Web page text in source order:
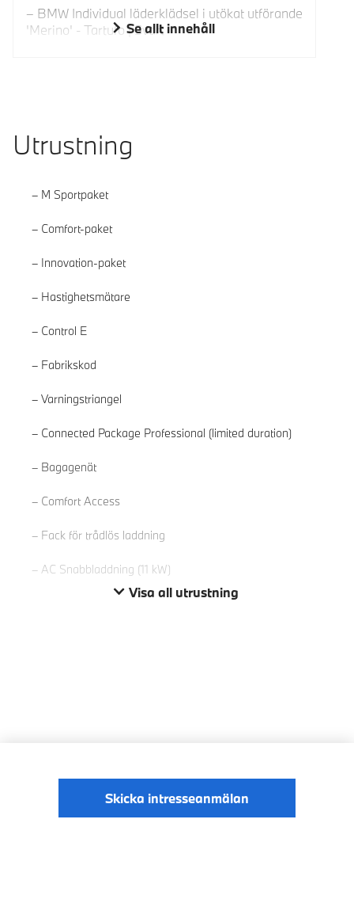
BMW Individual läderklädsel i utökat utförande
'Merino' - Tartufo | SvartSe allt innehåll
Utrustning
M Sportpaket
Comfort-paket
Innovation-paket
Hastighetsmätare
Control E
Fabrikskod
Varningstriangel
Connected Package Professional (limited duration)
Bagagenät
Comfort Access
Fack för trådlös laddning
AC Snabbladdning (11 kW)
Visa all utrustning
Skicka intresseanmälan